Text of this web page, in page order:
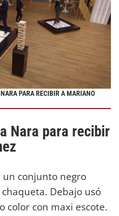
PARA RECIBIR A MARIANO
Nara para recibir
conjunto negro
Debajo usó
color con maxi escote.